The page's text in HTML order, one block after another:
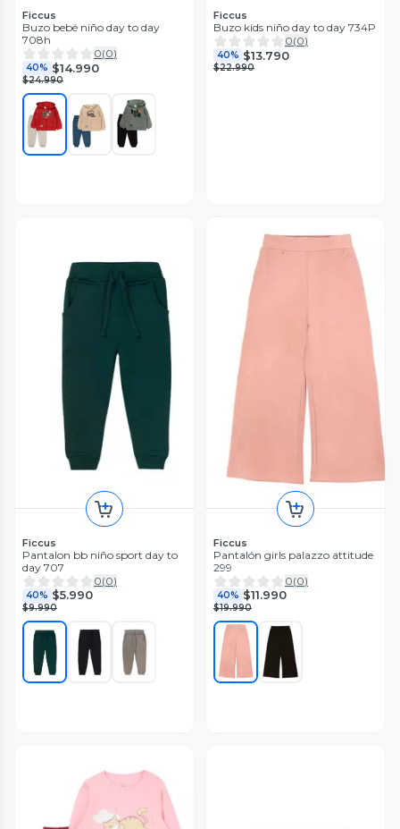
Ficcus
Buzo bebé niño day to day
708h
0(0)
40% $14.990
$24.990
Ficcus
Buzo kids niño day to day 734P
0(0)
40% $13.790
$22.990
Ficcus
Pantalon bb niño sport day to
day 707
0(0)
40% $5.990
$9.990
Ficcus
Pantalón girls palazzo attitude
299
0(0)
40% $11.990
$19.990